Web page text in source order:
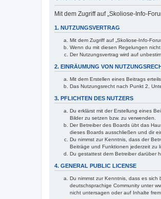
Mit dem Zugriff auf „Skoliose-Info-
1. NUTZUNGSVERTRAG
Mit dem Zugriff auf „Skoliose-Info-
Wenn du mit diesen Regelungen
Der Nutzungsvertrag wird auf
2. EINRÄUMUNG VON
Mit dem Erstellen eines Beitrags
Das Nutzungsrecht nach Punkt 2,
3. PFLICHTEN DES NUTZERS
Du erklärst mit der Erstellung eines
Bilder zu setzen bzw. zu verwenden.
Der Betreiber des Boards übt das
dieses Boards ausschließen und dir
Du nimmst zur Kenntnis, dass der
Beiträge und Funktionen jederzeit zu
Du gestattest dem Betreiber darüber
4. GENERAL PUBLIC LICENSE
Du nimmst zur Kenntnis, dass es sich
deutschsprachige Community unter
nicht untersagen oder auf Inhalte